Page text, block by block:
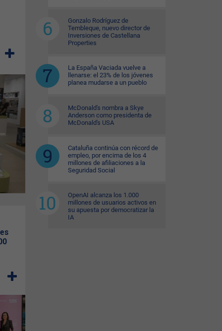
Gonzalo Rodríguez de
Tembleque, nuevo director de
Inversiones de Castellana
Properties
La España Vaciada vuelve a
llenarse: el 23% de los jóvenes
planea mudarse a un pueblo
McDonald's nombra a Skye
Anderson como presidenta de
McDonald's USA
Cataluña continúa con récord de
empleo, por encima de los 4
millones de afiliaciones a la
Seguridad Social
OpenAI alcanza los 1.000
millones de usuarios activos en
su apuesta por democratizar la
IA